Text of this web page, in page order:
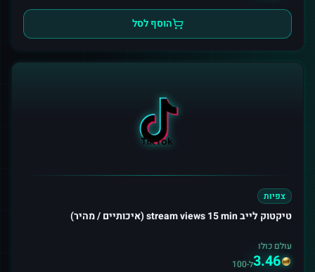
הוסף לסל
צפיות
טיקטוק לייב stream views 15 min (איכותיים / מהיר)
עולם כולו
3.46ל-100